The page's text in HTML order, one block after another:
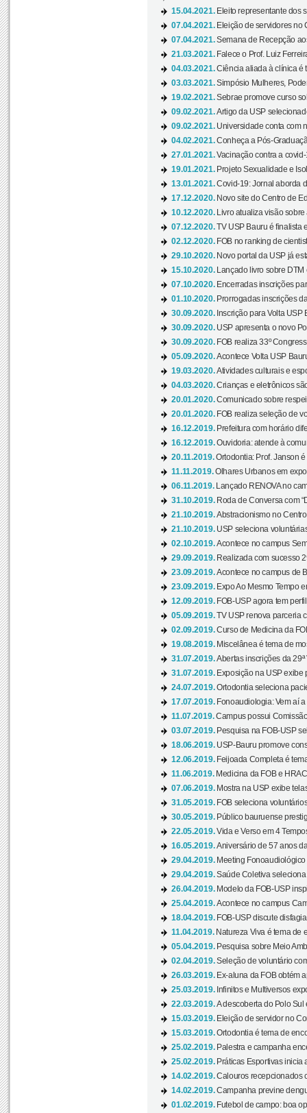
15.04.2021. Eleito representante dos
07.04.2021. Eleição de servidores no
07.04.2021.Semana de Recepção
21.03.2021. Falece o Prof. Luiz
04.03.2021.Ciência aliada à clínica é
03.03.2021.Simpósio Mulheres,
19.02.2021.Sebrae promove curso
09.02.2021.Artigo da USP
09.02.2021. Universidade conta com
04.02.2021.Conheça a Pós-
27.01.2021.Vacinação contra a
19.01.2021. Projeto Sexualidade e
13.01.2021.Covid-19: Jornal aborda
17.12.2020. Novo site do Centro de
10.12.2020.
Livro atualiza visão
07.12.2020.TV USP Bauru é finalista
02.12.2020. FOB no ranking de
29.10.2020. Novo portal da USP já
15.10.2020.
Lançado livro sobre
07.10.2020. Encerradas inscrições
01.10.2020. Prorrogadas inscrições
30.09.2020. Inscrição para Volta USP
30.09.2020. USP apresenta o novo
30.09.2020. FOB realiza 33º
05.09.2020.Acontece Volta USP
19.03.2020.Atividades culturais e
04.03.2020.Crianças e eletrônicos
20.01.2020.Comunicado sobre
20.01.2020. FOB realiza seleção de
16.12.2019. Prefeitura com horário
16.12.2019.Ouvidoria: atende à
20.11.2019.Ortodontia: Prof. Janson
11.11.2019.Olhares Urbanos em
06.11.2019.
Lançado RENOVA no
31.10.2019. Roda de Conversa com
21.10.2019.Abstracionismo no
21.10.2019. USP seleciona
02.10.2019.Acontece no campus
29.09.2019. Realizada com sucesso
23.09.2019.Acontece no campus de
23.09.2019. Expo Ao Mesmo Tempo
12.09.2019. FOB-USP agora tem
05.09.2019.TV USP renova parceria
02.09.2019.Curso de Medicina da
19.08.2019. Miscelânea é tema de
31.07.2019.Abertas inscrições da 29ª
31.07.2019. Exposição na USP exibe
24.07.2019.Ortodontia seleciona
17.07.2019. Fonoaudiologia: Vem aí
11.07.2019.Campus possui
03.07.2019. Pesquisa na FOB-USP
18.06.2019. USP-Bauru promove
12.06.2019. Feijoada Completa é
11.06.2019. Medicina da FOB e
07.06.2019. Mostra na USP exibe
31.05.2019. FOB seleciona
30.05.2019. Público bauruense
22.05.2019.Vida e Verso em 4
16.05.2019.Aniversário de 57 anos
29.04.2019. Meeting
29.04.2019.Saúde Coletiva
26.04.2019. Modelo da FOB-USP
25.04.2019.Acontece no campus
18.04.2019. FOB-USP discute
11.04.2019. Natureza Viva é tema de
05.04.2019. Pesquisa sobre Meio
02.04.2019.Seleção de voluntário
26.03.2019. Ex-aluna da FOB obtém
25.03.2019. Infinitos e Multiversos
22.03.2019.A descoberta do Polo Sul
15.03.2019. Eleição de servidor no
15.03.2019.Ortodontia é tema de
25.02.2019. Palestra e campanha
25.02.2019. Práticas Esportivas inicia
14.02.2019.Calouros recepcionados
14.02.2019.Campanha previne
01.02.2019. Futebol de campo: boa